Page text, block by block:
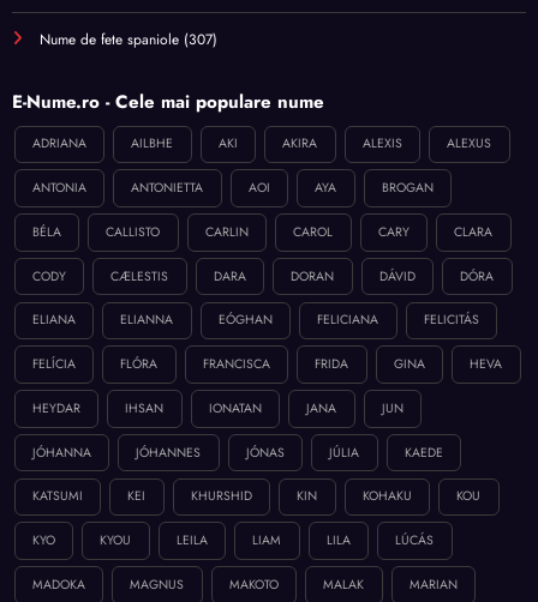
Nume de fete spaniole (307)
E-Nume.ro - Cele mai populare nume
ADRIANA AILBHE AKI AKIRA ALEXIS ALEXUS
ANTONIA ANTONIETTA AOI AYA BROGAN
BÉLA CALLISTO CARLIN CAROL CARY CLARA
CODY CÆLESTIS DARA DORAN DÁVID DÓRA
ELIANA ELIANNA EÓGHAN FELICIANA FELICITÁS
FELÍCIA FLÓRA FRANCISCA FRIDA GINA HEVA
HEYDAR IHSAN IONATAN JANA JUN
JÓHANNA JÓHANNES JÓNAS JÚLIA KAEDE
KATSUMI KEI KHURSHID KIN KOHAKU KOU
KYO KYOU LEILA LIAM LILA LÚCÁS
MADOKA MAGNUS MAKOTO MALAK MARIAN